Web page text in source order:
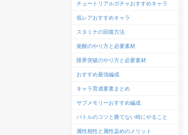
チュートリアルガチャおすすめキャラ
低レアおすすめキャラ
スタミナの回復方法
覚醒のやり方と必要素材
限界突破のやり方と必要素材
おすすめ最強編成
キャラ育成要素まとめ
サブメモリーおすすめ編成
バトルのコツと勝てない時にやること
属性相性と属性染めのメリット